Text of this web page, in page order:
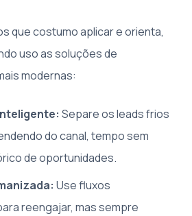
que costumo aplicar e orienta,
uso as soluções de
modernas:
Separe os leads frios
do canal, tempo sem
de oportunidades.
Use fluxos
reengajar, mas sempre